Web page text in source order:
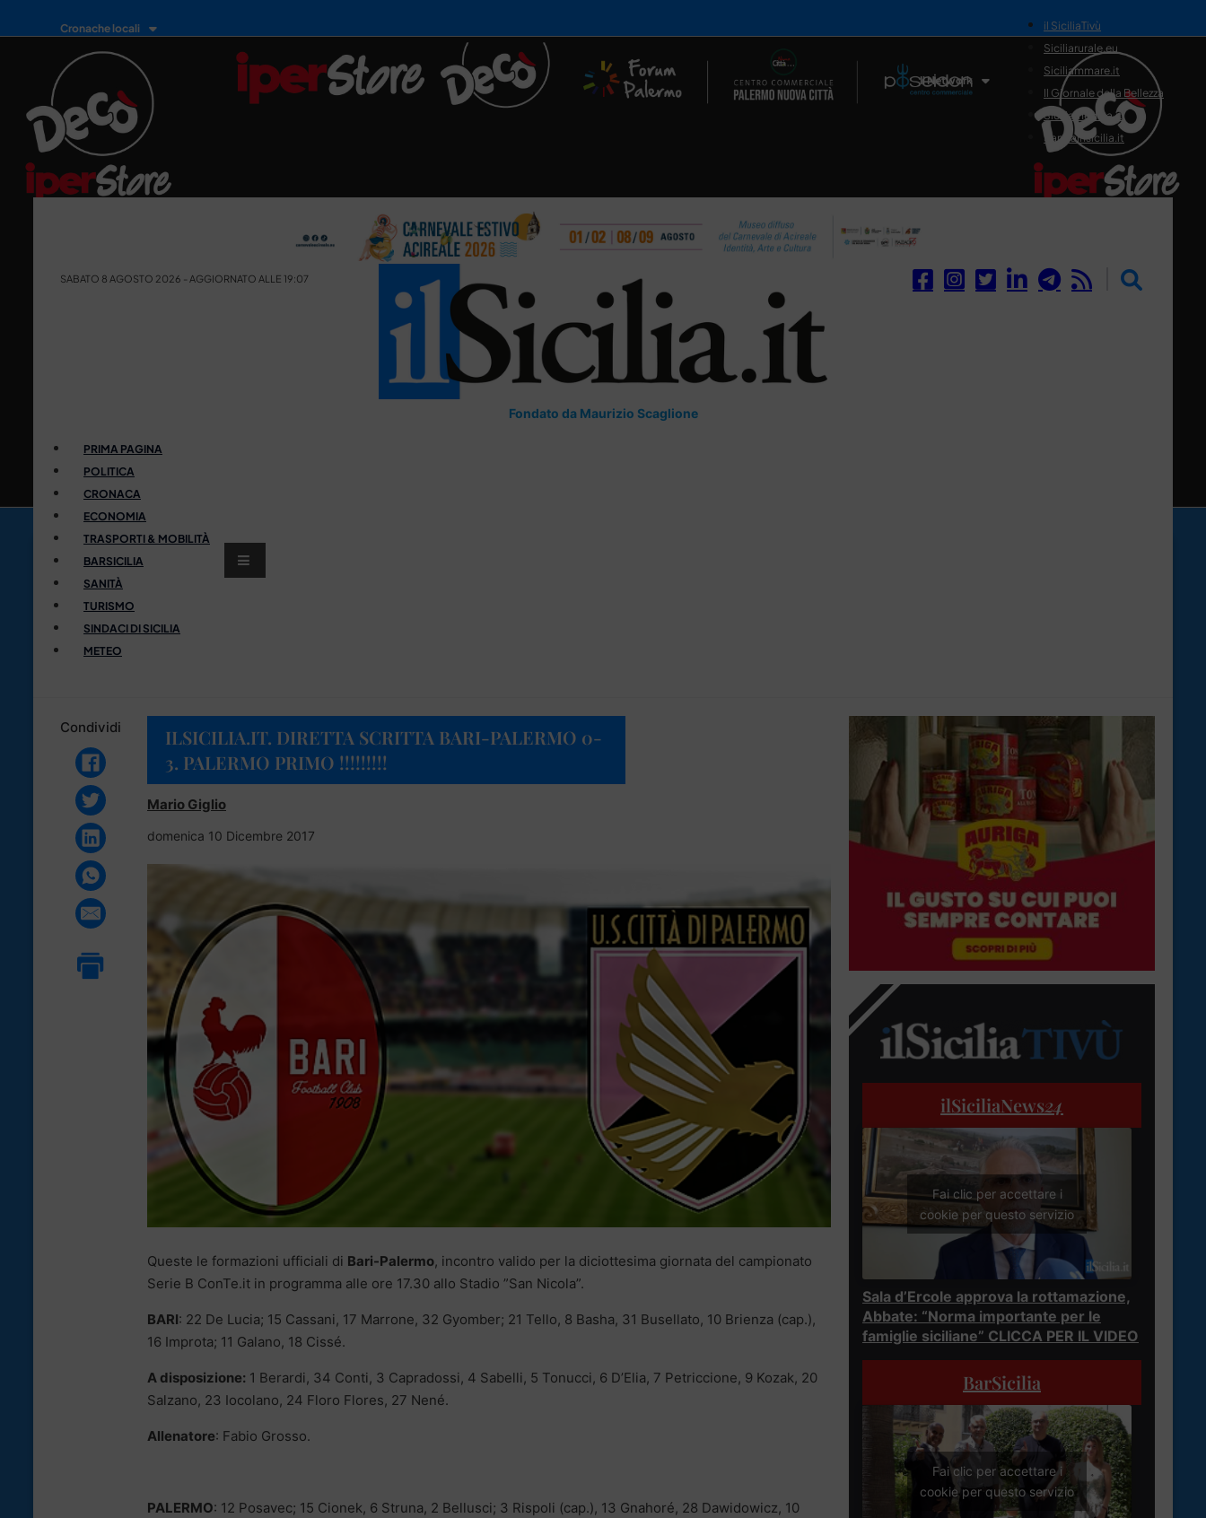
Cronache locali
Il Network
il SiciliaTivù
Siciliarurale.eu
Siciliammare.it
Il Giornale della Bellezza
Siciliamedica.it
Sanitainsicilia.it
SABATO 8 AGOSTO 2026 - AGGIORNATO ALLE 19:07
Fondato da Maurizio Scaglione
PRIMA PAGINA
POLITICA
CRONACA
ECONOMIA
TRASPORTI & MOBILITÀ
BARSICILIA
SANITÀ
TURISMO
SINDACI DI SICILIA
METEO
Condividi
ILSICILIA.IT. DIRETTA SCRITTA BARI-PALERMO 0-
3. PALERMO PRIMO !!!!!!!!!
Mario Giglio
domenica 10 Dicembre 2017
Queste le formazioni ufficiali di Bari-Palermo, incontro valido per la diciottesima giornata del campionato
Serie B ConTe.it in programma alle ore 17.30 allo Stadio ”San Nicola”.
BARI: 22 De Lucia; 15 Cassani, 17 Marrone, 32 Gyomber; 21 Tello, 8 Basha, 31 Busellato, 10 Brienza (cap.),
16 Improta; 11 Galano, 18 Cissé.
A disposizione: 1 Berardi, 34 Conti, 3 Capradossi, 4 Sabelli, 5 Tonucci, 6 D’Elia, 7 Petriccione, 9 Kozak, 20
Salzano, 23 Iocolano, 24 Floro Flores, 27 Nené.
Allenatore: Fabio Grosso.
PALERMO: 12 Posavec; 15 Cionek, 6 Struna, 2 Bellusci; 3 Rispoli (cap.), 13 Gnahoré, 28 Dawidowicz, 10
ilSiciliaNews24
Fai clic per accettare i
cookie per questo servizio
Sala d’Ercole approva la rottamazione,
Abbate: “Norma importante per le
famiglie siciliane” CLICCA PER IL VIDEO
BarSicilia
Fai clic per accettare i
cookie per questo servizio